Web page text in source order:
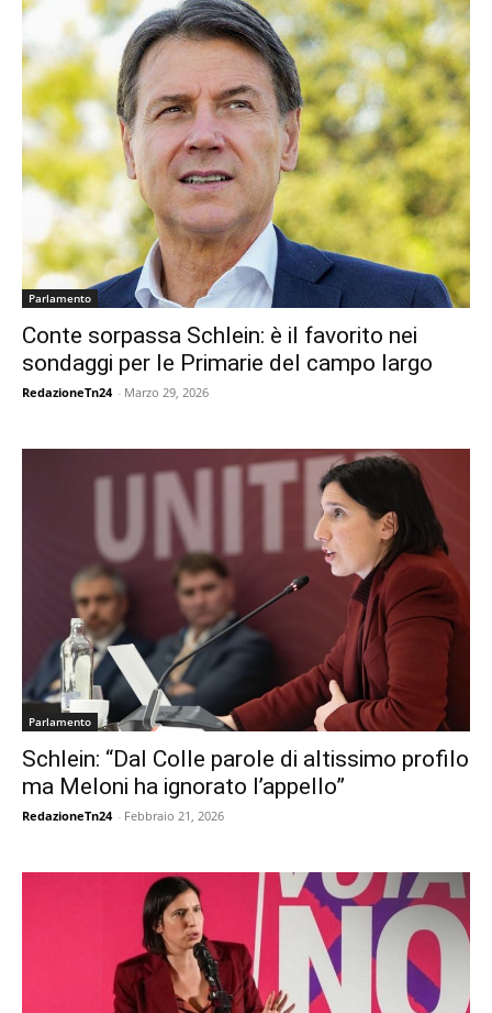
Parlamento
Conte sorpassa Schlein: è il favorito nei
sondaggi per le Primarie del campo largo
RedazioneTn24 - Marzo 29, 2026
Parlamento
Schlein: “Dal Colle parole di altissimo profilo
ma Meloni ha ignorato l’appello”
RedazioneTn24 - Febbraio 21, 2026